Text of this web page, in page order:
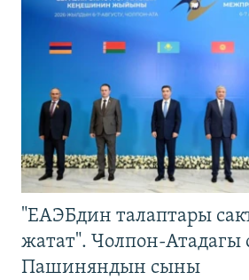
"ЕАЭБдин талаптары
жатат". Чолпон-Атадагы
Пашиняндын сыны